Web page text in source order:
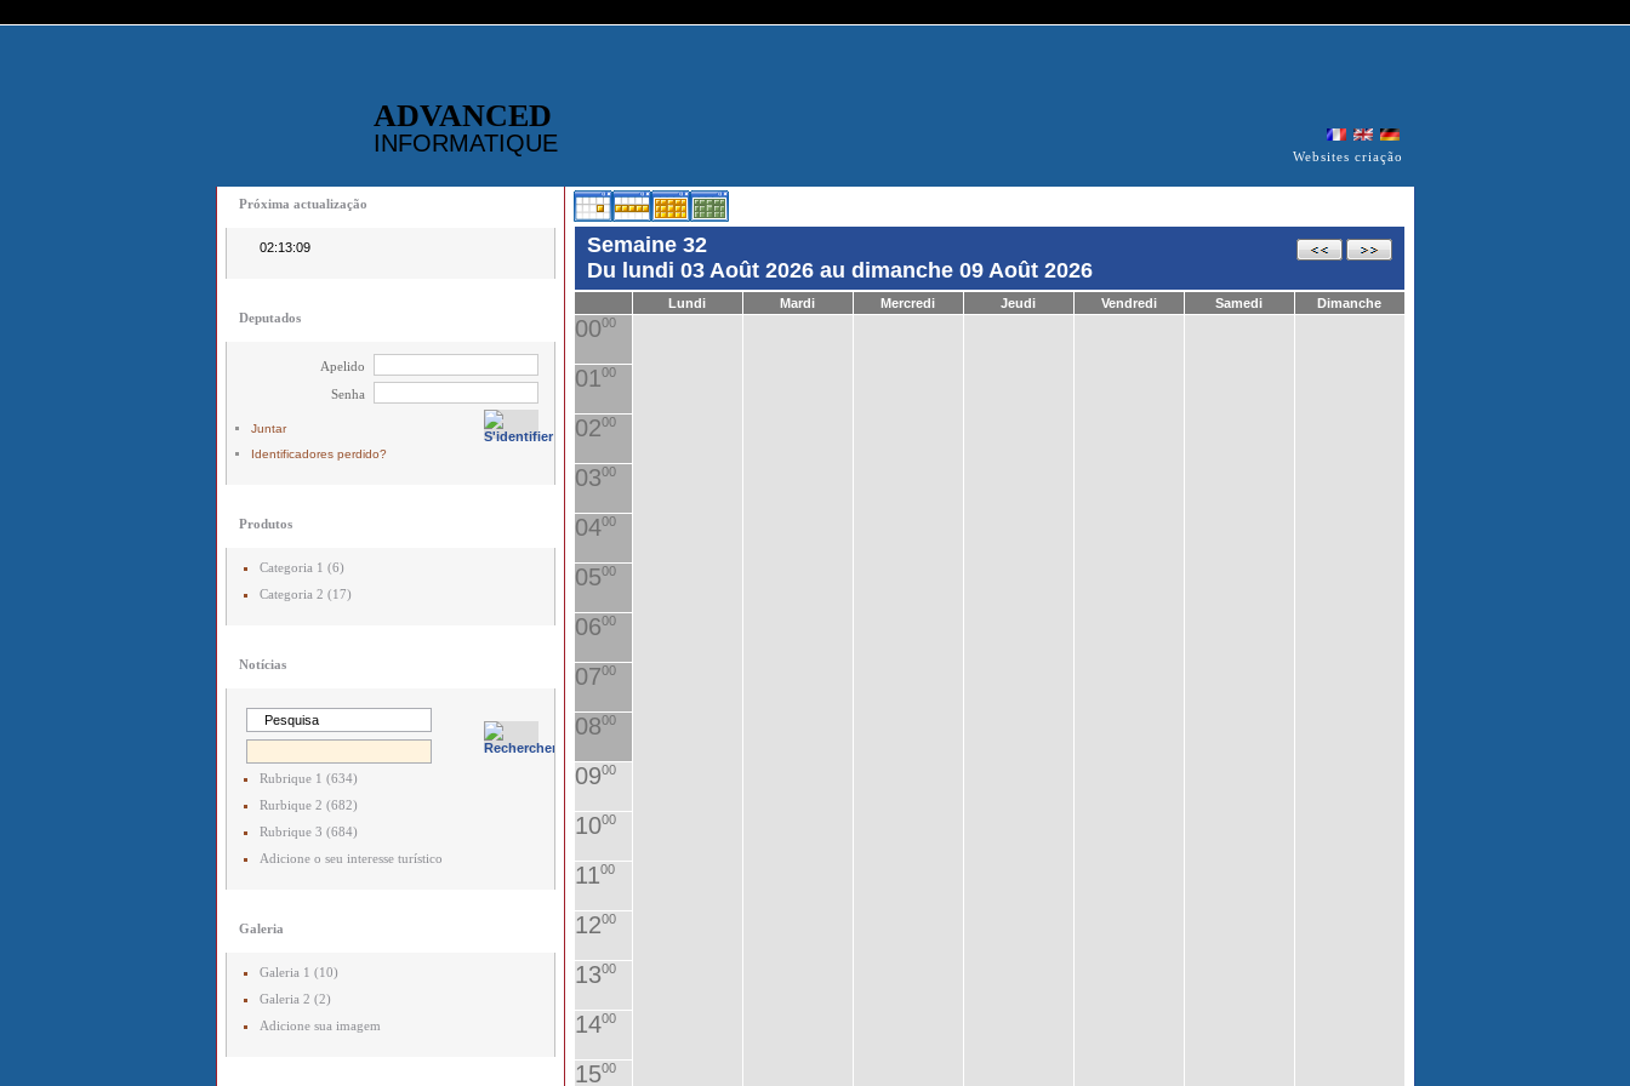
ADVANCED
INFORMATIQUE Websites criação
Próxima actualização
02:13:09
Deputados
Apelido
Senha
Juntar
Identificadores perdido?
Produtos
Categoria 1 (6)
Categoria 2 (17)
Notícias
Rubrique 1 (634)
Rurbique 2 (682)
Rubrique 3 (684)
Adicione o seu interesse turístico
Galeria
Galeria 1 (10)
Galeria 2 (2)
Adicione sua imagem
Semaine 32
Du lundi 03 Août 2026 au dimanche 09 Août 2026
Lundi Mardi Mercredi Jeudi Vendredi Samedi Dimanche
0000
0100
0200
0300
0400
0500
0600
0700
0800
0900
1000
1100
1200
1300
1400
1500